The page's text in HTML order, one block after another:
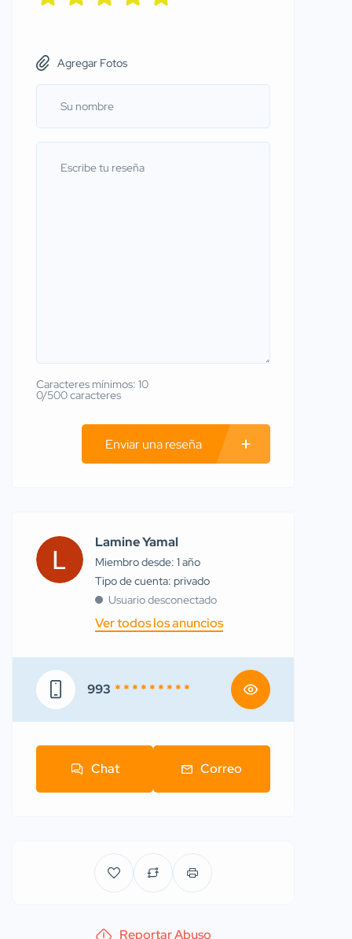
Agregar Fotos
Caracteres mínimos: 10
0/500 caracteres
Enviar una reseña
Lamine Yamal
Miembro desde: 1 año
tipo de cuenta: privado
Usuario desconectado
Ver todos los anuncios
993 * * * * * * * * *
Chat Correo
Reportar Abuso